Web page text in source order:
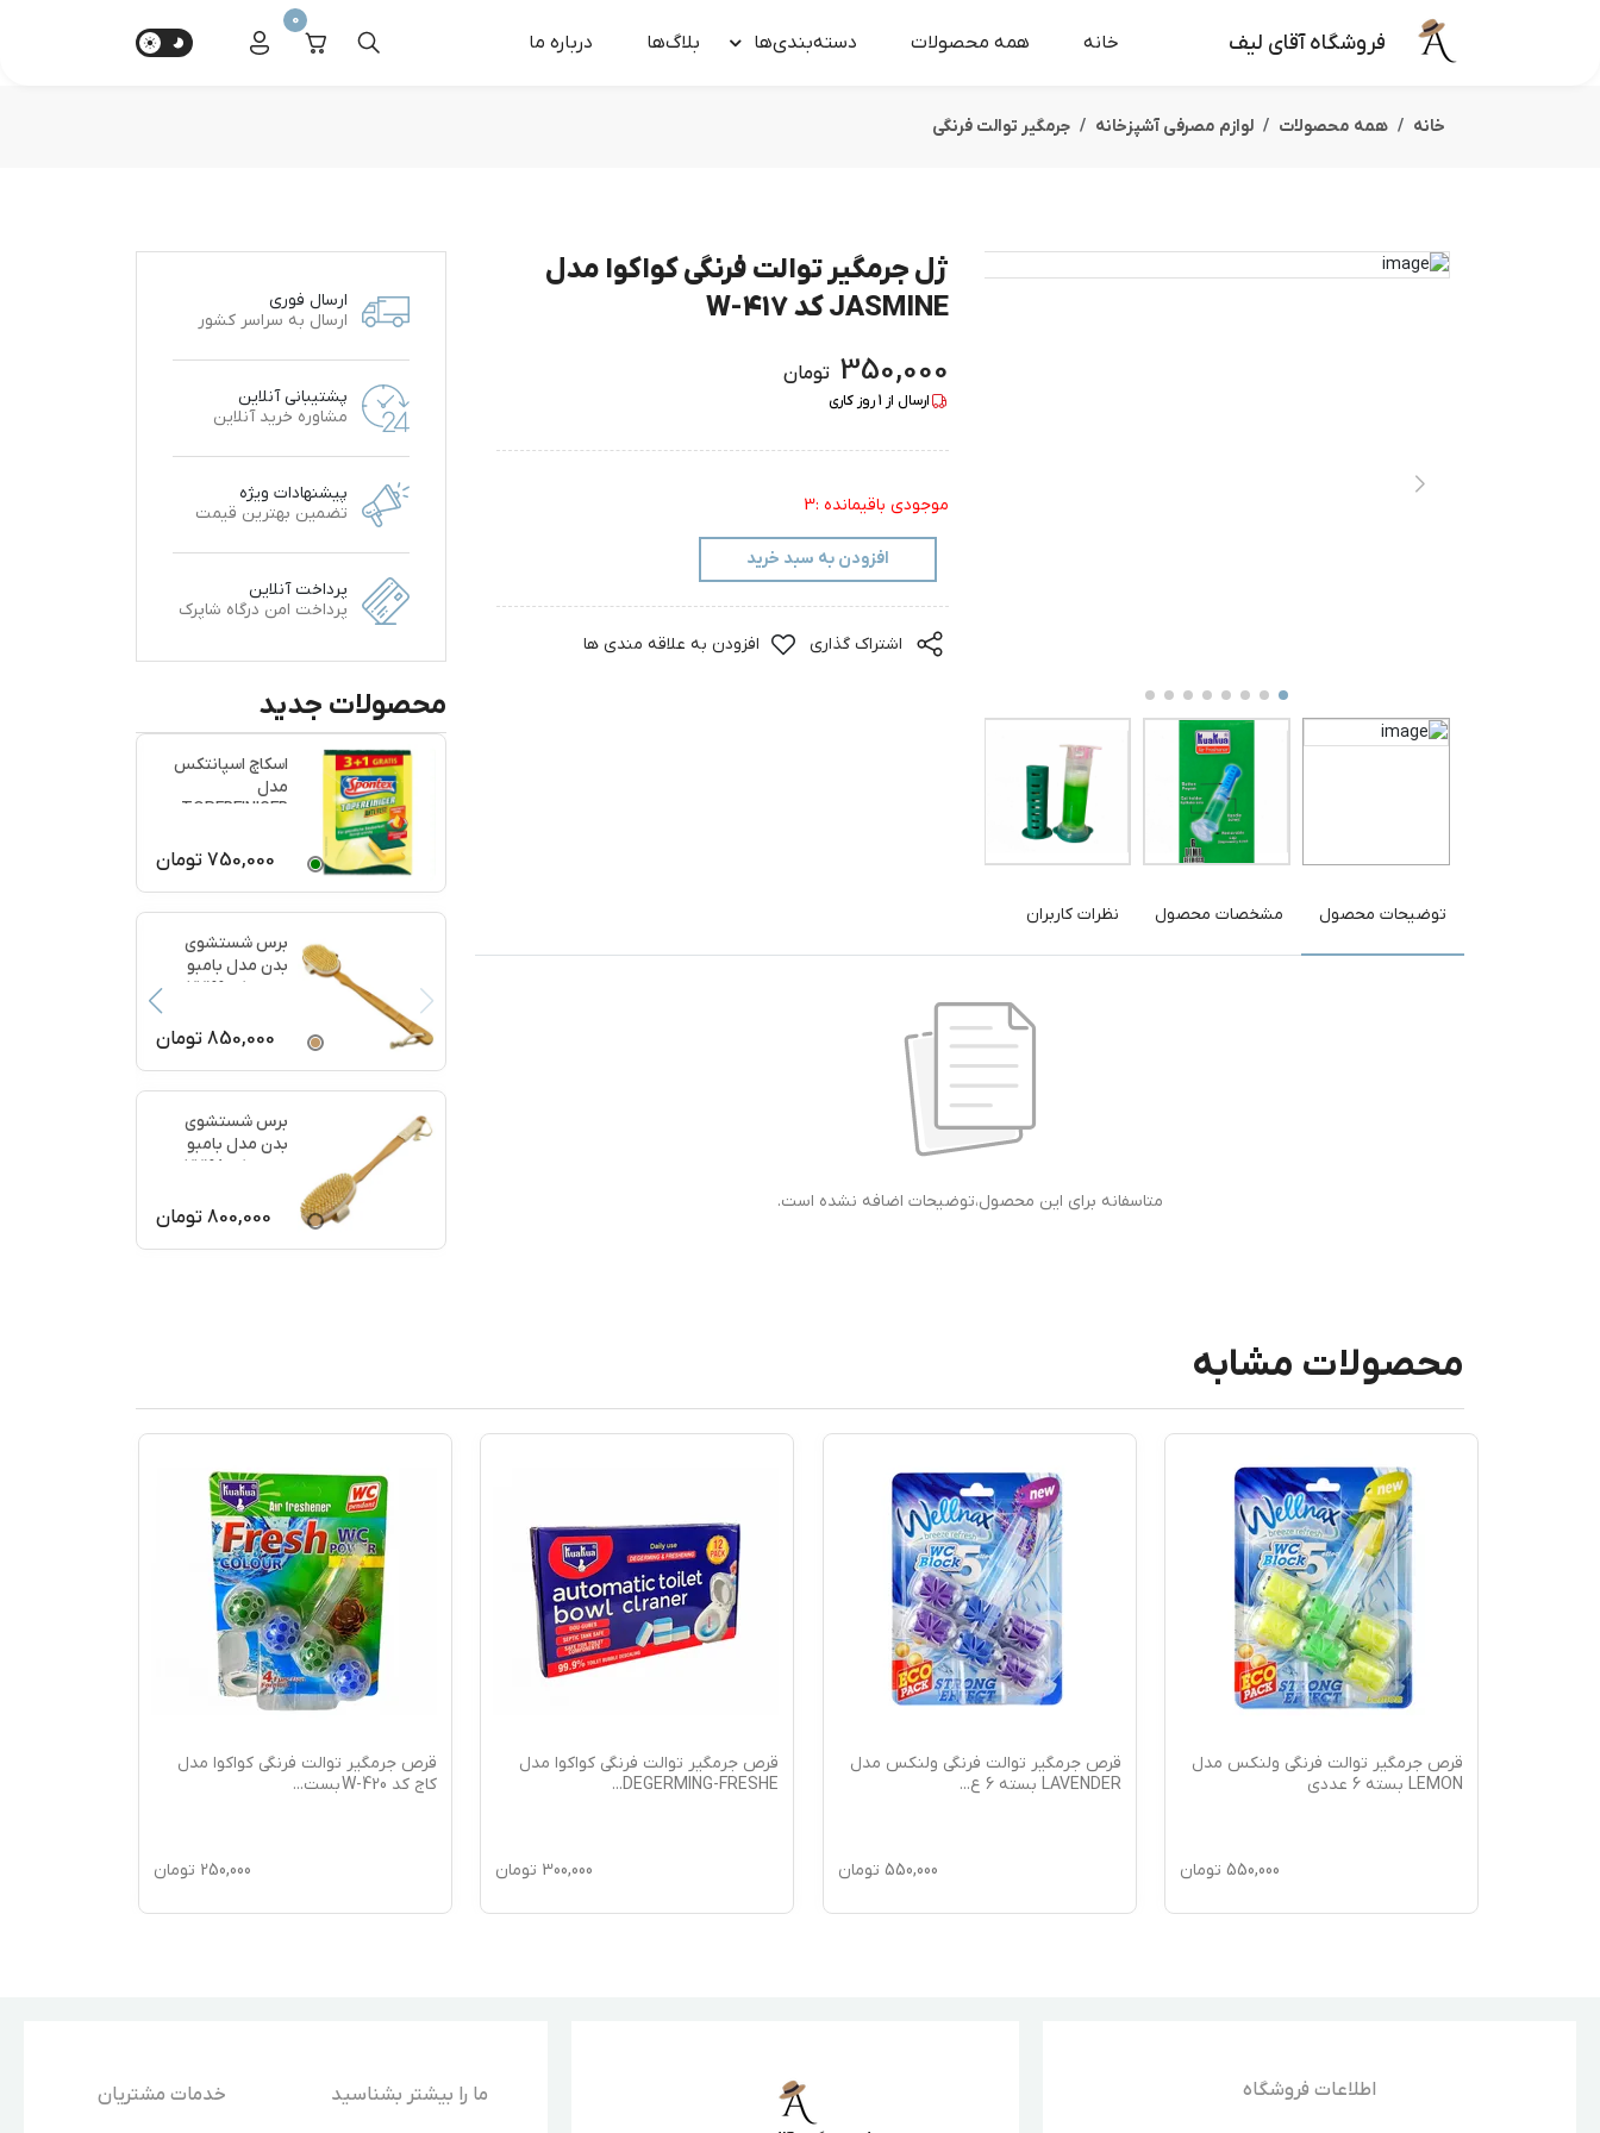
فروشگاه آقای لیف خانه همه محصولات دسته‌بندی‌ها بلاگ‌ها درباره‌ ما
0
خانه همه محصولات لوازم مصرفی آشپزخانه جرمگیر توالت فرنگی
ژل جرمگیر توالت فرنگی کواکوا مدل
JASMINE کد W-417
350,000 تومان
ارسال از 1روز کاری
موجودی باقیمانده :3
افزودن به سبد خرید
اشتراک گذاری افزودن به علاقه مندی ها
توضیحات محصول مشخصات محصول نظرات کاربران
متاسفانه برای این محصول،توضیحات اضافه نشده است.
ارسال فوری
ارسال به سراسر کشور
پشتیبانی آنلاین
مشاوره خرید آنلاین
پیشنهادات ویژه
تضمین بهترین قیمت
پرداخت آنلاین
پرداخت امن درگاه شاپرک
محصولات جدید
اسکاچ اسپانتکس
مدل
TOPFREINIGER
750,000 تومان
برس شستشوی
بدن مدل بامبو
ماساژ کد 77199
850,000 تومان
برس شستشوی
بدن مدل بامبو
ماساژ کد 77198
800,000 تومان
محصولات مشابه
قرص جرمگیر توالت فرنگی ولنکس مدل
LEMON بسته 6 عددی
550,000 تومان
قرص جرمگیر توالت فرنگی ولنکس مدل
LAVENDER بسته 6 ع
...
550,000 تومان
قرص جرمگیر توالت فرنگی کواکوا مدل
DEGERMING-FRESHE
...
300,000 تومان
قرص جرمگیر توالت فرنگی کواکوا مدل
کاج کد W-420 بست
...
250,000 تومان
اطلاعات فروشگاه ما را بیشتر بشناسید خدمات مشتریان